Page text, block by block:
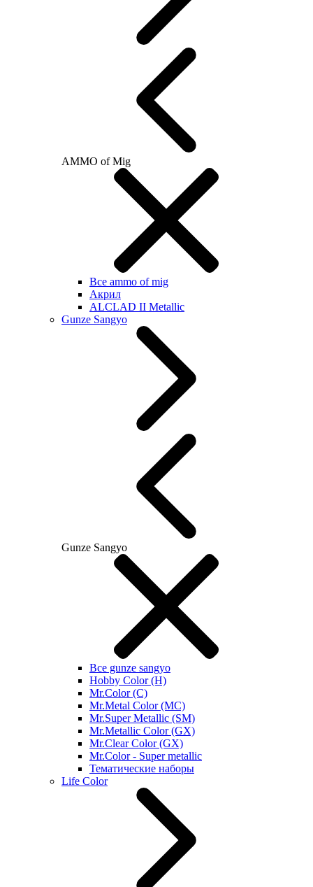
AMMO of Mig
Все ammo of mig
Акрил
ALCLAD II Metallic
Gunze Sangyo
Gunze Sangyo
Все gunze sangyo
Hobby Color (H)
Mr.Color (C)
Mr.Metal Color (MC)
Mr.Super Metallic (SM)
Mr.Metallic Color (GX)
Mr.Clear Color (GX)
Mr.Color - Super metallic
Тематические наборы
Life Color